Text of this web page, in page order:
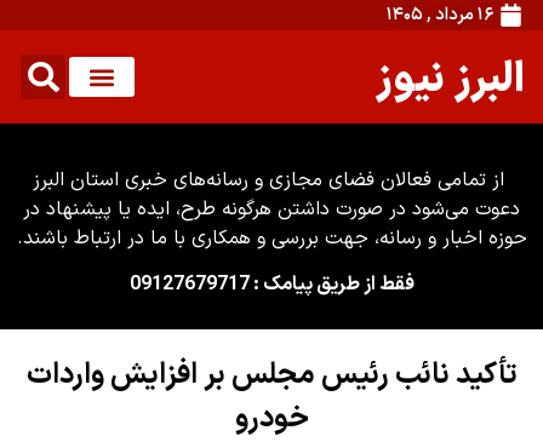
۱۶ مرداد , ۱۴۰۵
البرز نیوز
از تمامی فعالان فضای مجازی و رسانه‌های خبری استان البرز
دعوت می‌شود در صورت داشتن هرگونه طرح، ایده یا پیشنهاد در
حوزه اخبار و رسانه، جهت بررسی و همکاری با ما در ارتباط باشند.
فقط از طریق پیامک : 09127679717
تأکید نائب رئیس مجلس بر افزایش واردات
خودرو